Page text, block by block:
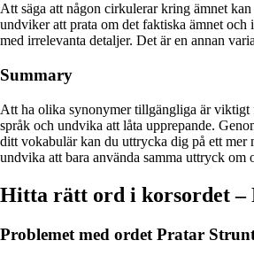
Att säga att någon cirkulerar kring ämnet kan
undviker att prata om det faktiska ämnet och
med irrelevanta detaljer. Det är en annan
Summary
Att ha olika synonymer tillgängliga är viktigt
språk och undvika att låta upprepande.
ditt vokabulär kan du uttrycka dig på ett mer
undvika att bara använda samma uttryck om
Hitta rätt ord i korsordet –
Problemet med ordet Pratar